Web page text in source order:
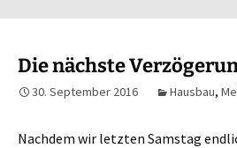
Die nächste
30. September 2016 Hausbau,
Nachdem wir letzten Samstag